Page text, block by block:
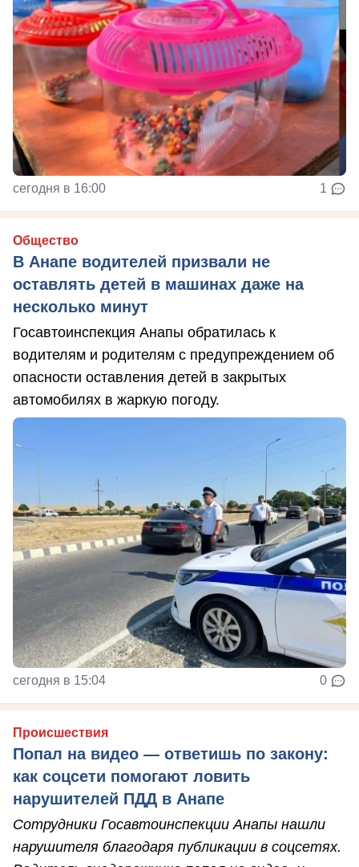
сегодня в 16:00 1
Общество
В Анапе водителей призвали не
оставлять детей в машинах даже на
несколько минут
Госавтоинспекция Анапы обратилась к
водителям и родителям с предупреждением об
опасности оставления детей в закрытых
автомобилях в жаркую погоду.
сегодня в 15:04 0
Происшествия
Попал на видео — ответишь по закону:
как соцсети помогают ловить
нарушителей ПДД в Анапе
Сотрудники Госавтоинспекции Анапы нашли
нарушителя благодаря публикации в соцсетях.